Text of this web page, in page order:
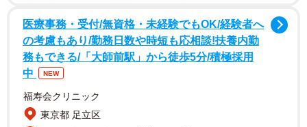
はじめに、「マッチングアプリを利用している一番の目
的」を聞いたところ、「将来を見据えたパートナー（結婚
相手）がほしい」（46.7％）が最も多く、「まずは恋人
（彼氏・彼女）がほしい」（39.0％）、「気軽に遊べる異
性の友達がほしい」（9.9％）が続き、効率的かつ真剣にパ
医療事務・受付/無資格・未経験でもOK/経験者へ
の考慮もあり/勤務日数や時短も応相談!扶養内勤
務もできる/「大師前駅」から徒歩5分/積極採用
中
NEW
福寿会クリニック
東京都 足立区